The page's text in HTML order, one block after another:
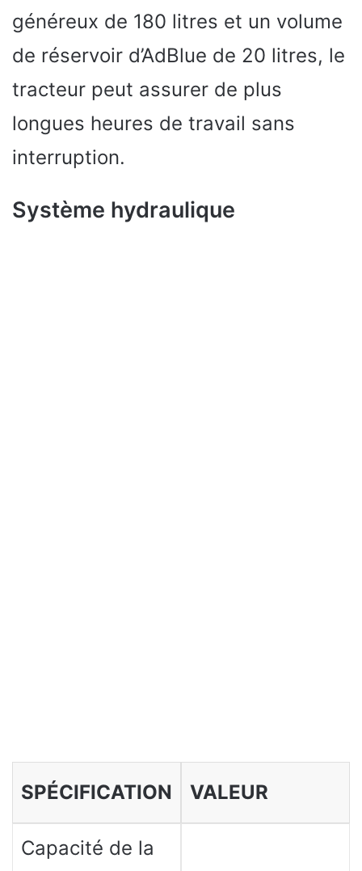
généreux de 180 litres et un volume
de réservoir d’AdBlue de 20 litres, le
tracteur peut assurer de plus
longues heures de travail sans
interruption.
Système hydraulique
SPÉCIFICATION VALEUR
Capacité de la